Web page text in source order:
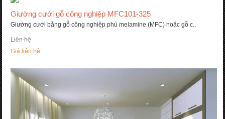
Giường cưới gỗ công nghiệp MFC101-325
Giường cưới bằng gỗ công nghiệp phủ melamine (MFC) hoặc gỗ c..
Liên hệ
Giá liên hệ